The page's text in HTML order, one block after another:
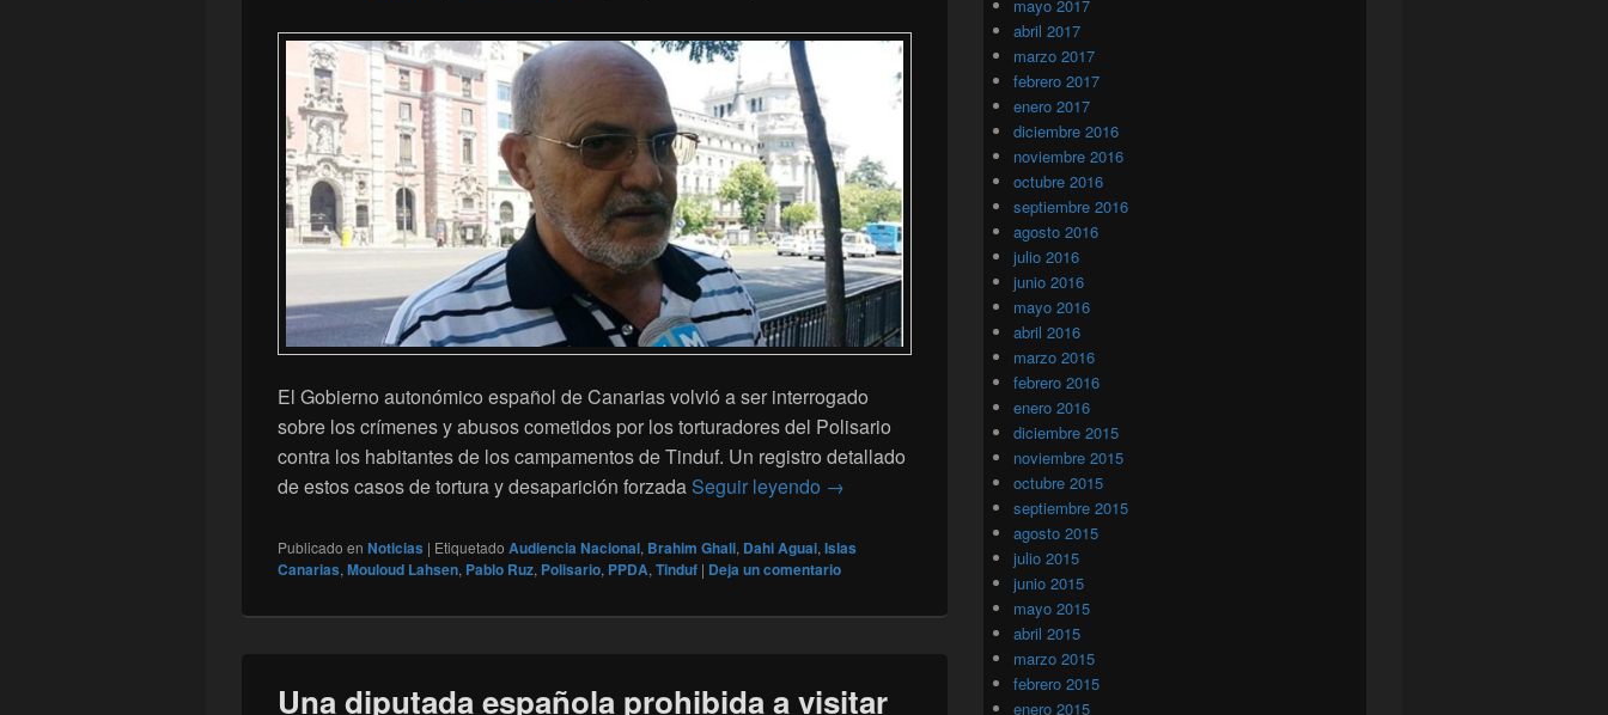
El Gobierno autonómico español de Canarias volvió a ser interrogado
sobre los crímenes y abusos cometidos por los torturadores del Polisario
contra los habitantes de los campamentos de Tinduf. Un registro detallado
de estos casos de tortura y desaparición forzada Seguir leyendo El ejecutivo de las Islas Canarias interrogados sobre los crímenes de los torturadores del
→
Publicado en Noticias | Etiquetado Audiencia Nacional, Brahim Ghali, Dahi Aguai, Islas
Canarias, Mouloud Lahsen, Pablo Ruz, Polisario, PPDA, Tinduf | Deja un comentario
Una diputada española prohibida a visitar
mayo 2017
abril 2017
marzo 2017
febrero 2017
enero 2017
diciembre 2016
noviembre 2016
octubre 2016
septiembre 2016
agosto 2016
julio 2016
junio 2016
mayo 2016
abril 2016
marzo 2016
febrero 2016
enero 2016
diciembre 2015
noviembre 2015
octubre 2015
septiembre 2015
agosto 2015
julio 2015
junio 2015
mayo 2015
abril 2015
marzo 2015
febrero 2015
enero 2015